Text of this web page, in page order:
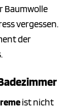
Baumwolle
vergessen.
der
ist nicht